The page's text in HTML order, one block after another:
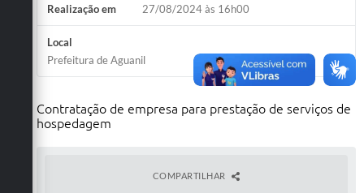
Realização em 27/08/2024 às 16h00
Local
Prefeitura de Aguanil
Contratação de empresa para prestação de serviços de
hospedagem
COMPARTILHAR